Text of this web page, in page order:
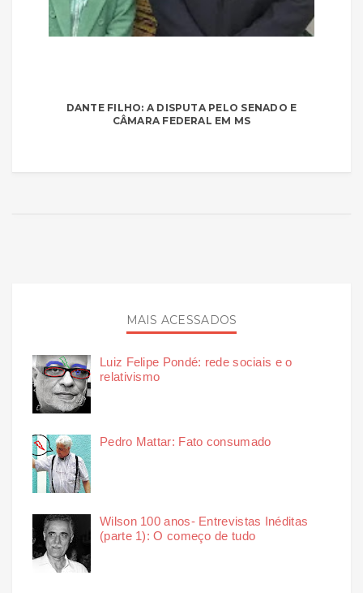
DANTE FILHO: A DISPUTA PELO SENADO E
CÂMARA FEDERAL EM MS
MAIS ACESSADOS
Luiz Felipe Pondé: rede sociais e o
relativismo
Pedro Mattar: Fato consumado
Wilson 100 anos- Entrevistas Inéditas
(parte 1): O começo de tudo